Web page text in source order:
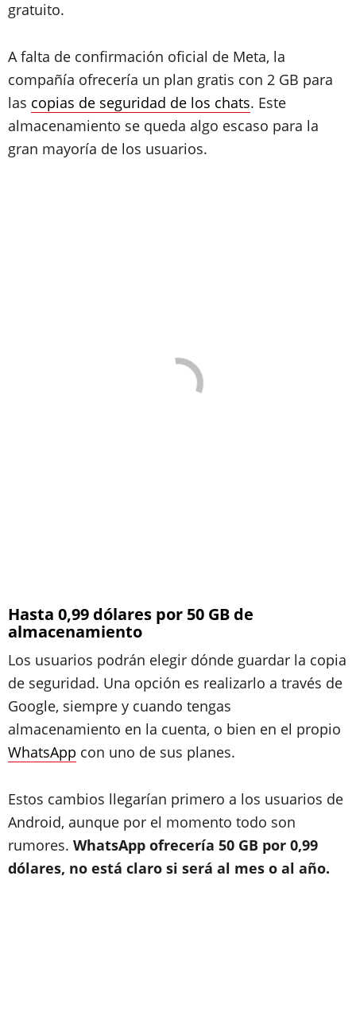
gratuito.
A falta de confirmación oficial de Meta, la
compañía ofrecería un plan gratis con 2 GB para
las copias de seguridad de los chats. Este
almacenamiento se queda algo escaso para la
gran mayoría de los usuarios.
Hasta 0,99 dólares por 50 GB de
almacenamiento
Los usuarios podrán elegir dónde guardar la copia
de seguridad. Una opción es realizarlo a través de
Google, siempre y cuando tengas
almacenamiento en la cuenta, o bien en el propio
WhatsApp con uno de sus planes.
Estos cambios llegarían primero a los usuarios de
Android, aunque por el momento todo son
rumores. WhatsApp ofrecería 50 GB por 0,99
dólares, no está claro si será al mes o al año.